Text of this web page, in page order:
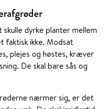
dyrke planter mellem
faktisk ikke. Modsat
plejes og høstes, kræver
De skal bare sås og
nærmer sig, er det